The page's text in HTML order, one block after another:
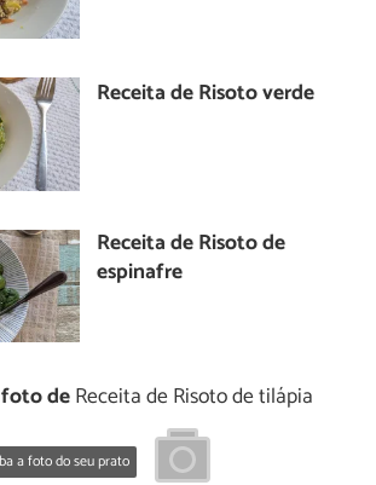
Receita de Risoto verde
Receita de Risoto de
espinafre
deReceita de Risoto de tilápia
a foto do seu prato